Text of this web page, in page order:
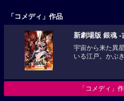
「コメディ」作品
新劇場版 銀魂 -
宇宙から来た異
いる江戸。かぶき
「コメディ」